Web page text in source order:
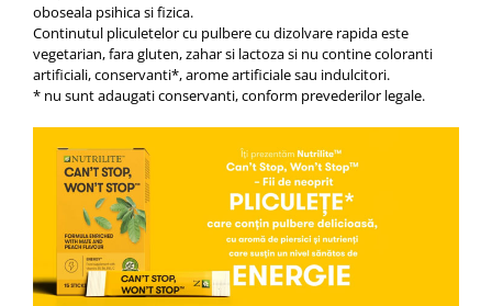
Electrocasnice mici
Suplimente nutritive
Proteine si aminoacizi
Proteine
Aminoacizi
Tablete energizante
Alte suplimente nutritive
Uniforme si saboti medicali
Saboti medicali
oboseala psihica si fizica.
Continutul pliculetelor cu pulbere cu dizolvare rapida este
vegetarian, fara gluten, zahar si lactoza si nu contine coloranti
artificiali, conservanti*, arome artificiale sau indulcitori.
* nu sunt adaugati conservanti, conform prevederilor legale.